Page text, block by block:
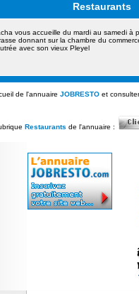
Restaurants
vous accueille du mardi au samedi à
donnant sur la chambre du
avec son vieux Pleyel
de l'annuaire JOBRESTO et
Restaurants de l'annuaire :